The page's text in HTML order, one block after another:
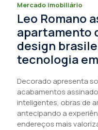
Mercado imobiliário
Leo Romano
apartamento
design
tecnologia
Decorado apresenta
acabamentos
inteligentes, obras de
antecipando a
endereços mais